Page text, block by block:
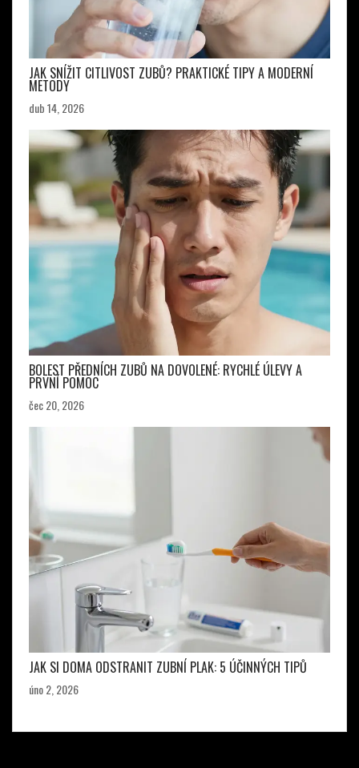
JAK SNÍŽIT CITLIVOST ZUBŮ? PRAKTICKÉ TIPY A MODERNÍ
METODY
dub 14, 2026
BOLEST PŘEDNÍCH ZUBŮ NA DOVOLENÉ: RYCHLÉ ÚLEVY A
PRVNÍ POMOC
čec 20, 2026
JAK SI DOMA ODSTRANIT ZUBNÍ PLAK: 5 ÚČINNÝCH TIPŮ
úno 2, 2026